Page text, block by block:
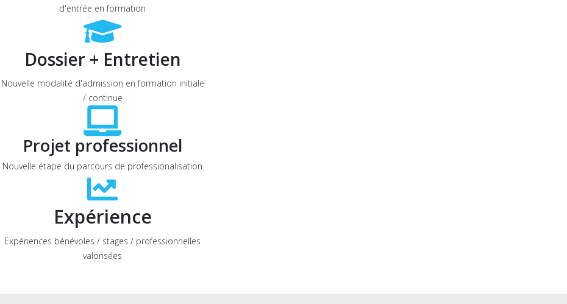
d'entrée en formation
Dossier + Entretien
Nouvelle modalité d'admission en formation initiale
/ continue
Projet professionnel
Nouvelle étape du parcours de professionalisation
Expérience
Expériences bénévoles / stages / professionnelles
valorisées